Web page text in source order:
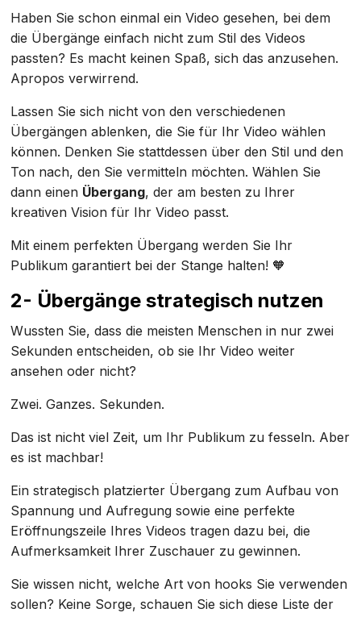
Haben Sie schon einmal ein Video gesehen, bei dem
die Übergänge einfach nicht zum Stil des Videos
passten? Es macht keinen Spaß, sich das anzusehen.
Apropos verwirrend.
Lassen Sie sich nicht von den verschiedenen
Übergängen ablenken, die Sie für Ihr Video wählen
können. Denken Sie stattdessen über den Stil und den
Ton nach, den Sie vermitteln möchten. Wählen Sie
dann einen Übergang, der am besten zu Ihrer
kreativen Vision für Ihr Video passt.
Mit einem perfekten Übergang werden Sie Ihr
Publikum garantiert bei der Stange halten! 🧡
2- Übergänge strategisch nutzen
Wussten Sie, dass die meisten Menschen in nur zwei
Sekunden entscheiden, ob sie Ihr Video weiter
ansehen oder nicht?
Zwei. Ganzes. Sekunden.
Das ist nicht viel Zeit, um Ihr Publikum zu fesseln. Aber
es ist machbar!
Ein strategisch platzierter Übergang zum Aufbau von
Spannung und Aufregung sowie eine perfekte
Eröffnungszeile Ihres Videos tragen dazu bei, die
Aufmerksamkeit Ihrer Zuschauer zu gewinnen.
Sie wissen nicht, welche Art von hooks Sie verwenden
sollen? Keine Sorge, schauen Sie sich diese Liste der